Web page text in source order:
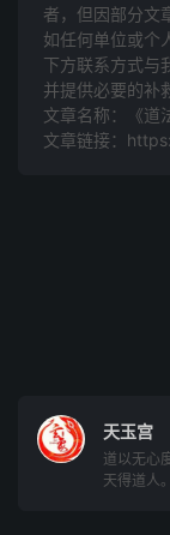
九炁青灵，威镇
赫流金。婆离流
玄备，雷电交横
生。古婆电母
亿，吞日念星
七炁雷神，金精
杀玄周。飒风掷
五炁水精，从帝
武罗先。仙服帝
晟。忠义拱宸
雨，敷演木郎
名。上帝有勅
者，但因部分文
如任何单位或个
下方联系方式与
并提供必要的补
文章名称：《道
文章链接：
天玉宫
道以无心
天得道人。